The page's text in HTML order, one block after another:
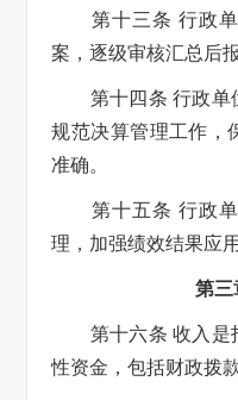
第十三条 行政单
案，逐级审核汇总后
第十四条 行政单位
规范决算管理工作，
准确。
第十五条 行政单
理，加强绩效结果应
第三
第十六条 收入是
性资金，包括财政拨